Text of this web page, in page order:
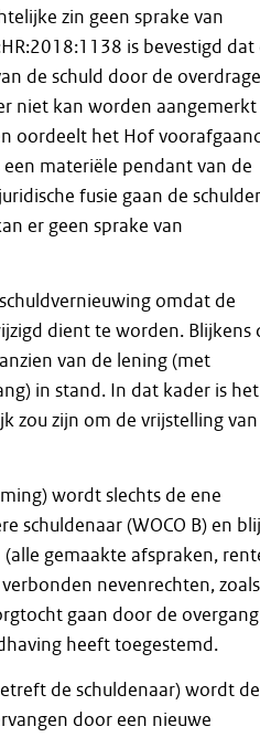
zin geen sprake van
is bevestigd dat
de schuld door de
niet kan worden aangemerkt
oordeelt het Hof
materiële pendant van de
fusie gaan de
er geen sprake van
omdat de
dient te worden. Blijkens
van de lening (met
in stand. In dat kader is het
zou zijn om de vrijstelling van
wordt slechts de ene
schuldenaar (WOCO B) en
gemaakte afspraken,
nevenrechten, zoals
gaan door de overgang
heeft toegestemd.
de schuldenaar) wordt de
door een nieuwe